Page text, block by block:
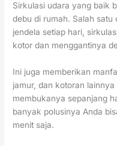
Sirkulasi udara yang baik
debu di rumah. Salah
jendela setiap hari,
kotor dan menggantinya
Ini juga memberikan
jamur, dan kotoran
membukanya sepanjang
banyak polusinya Anda
menit saja.